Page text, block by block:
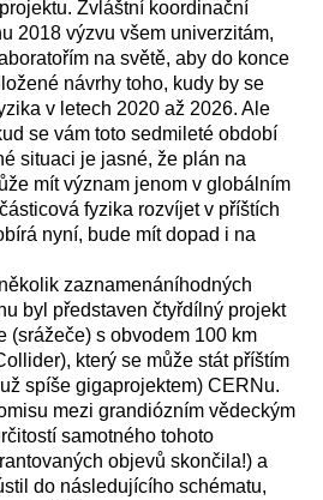
Zvláštní koordinační
2018 výzvu všem univerzitám,
na světě, aby do konce
návrhy toho, kudy by se
v letech 2020 až 2026. Ale
se vám toto sedmileté období
situaci je jasné, že plán na
mít význam jenom v globálním
fyzika rozvíjet v příštích
nyní, bude mít dopad i na
zaznamenáníhodných
byl představen čtyřdílný projekt
(srážeče) s obvodem 100 km
který se může stát příštím
spíše gigaprojektem) CERNu.
mezi grandiózním vědeckým
samotného tohoto
objevů skončila!) a
do následujícího schématu,